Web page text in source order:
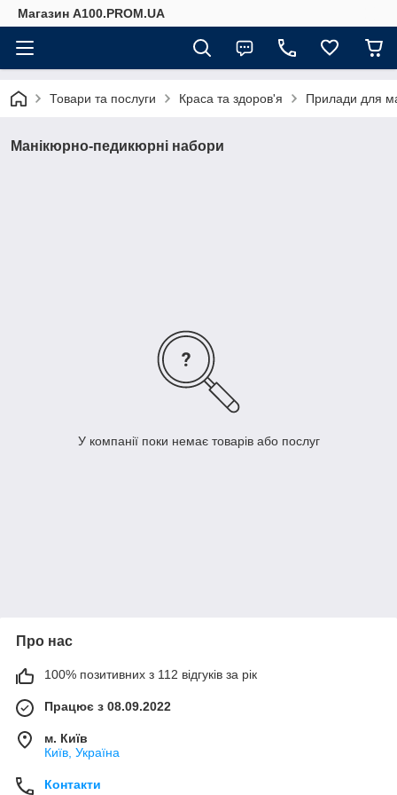
Магазин A100.PROM.UA
Товари та послуги Краса та здоров'я Прилади для
Манікюрно-педикюрні набори
У компанії поки немає товарів або послуг
Про нас
100% позитивних з 112 відгуків за рік
Працює з 08.09.2022
м. Київ
Київ, Україна
Контакти